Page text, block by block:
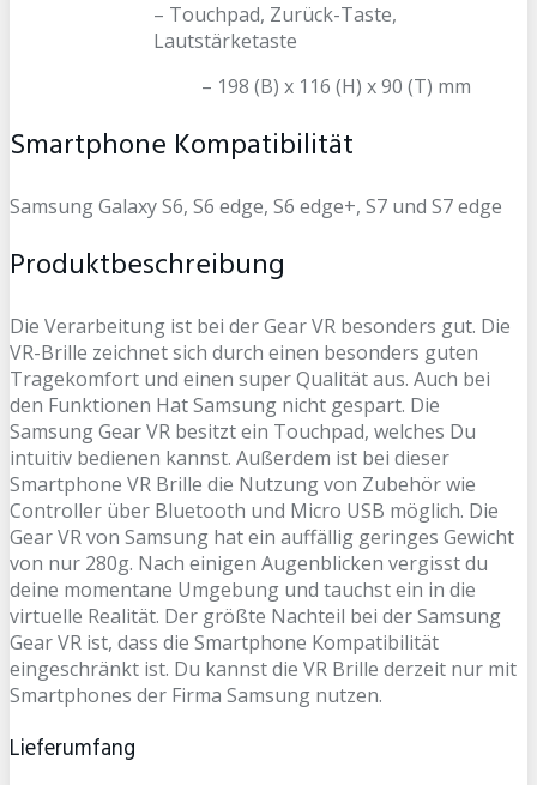
– Touchpad, Zurück-Taste,
Lautstärketaste
– 198 (B) x 116 (H) x 90 (T) mm
Smartphone Kompatibilität
Samsung Galaxy S6, S6 edge, S6 edge+, S7 und S7 edge
Produktbeschreibung
Die Verarbeitung ist bei der Gear VR besonders gut. Die
VR-Brille zeichnet sich durch einen besonders guten
Tragekomfort und einen super Qualität aus. Auch bei
den Funktionen Hat Samsung nicht gespart. Die
Samsung Gear VR besitzt ein Touchpad, welches Du
intuitiv bedienen kannst. Außerdem ist bei dieser
Smartphone VR Brille die Nutzung von Zubehör wie
Controller über Bluetooth und Micro USB möglich. Die
Gear VR von Samsung hat ein auffällig geringes Gewicht
von nur 280g. Nach einigen Augenblicken vergisst du
deine momentane Umgebung und tauchst ein in die
virtuelle Realität. Der größte Nachteil bei der Samsung
Gear VR ist, dass die Smartphone Kompatibilität
eingeschränkt ist. Du kannst die VR Brille derzeit nur mit
Smartphones der Firma Samsung nutzen.
Lieferumfang